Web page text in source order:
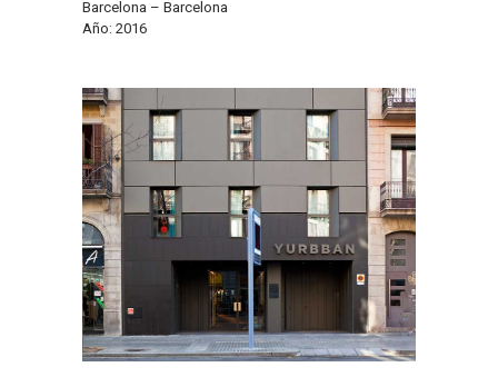
Barcelona – Barcelona
Año: 2016